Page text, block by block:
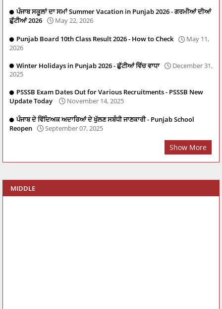
ਪੰਜਾਬ ਸਕੂਲਾਂ ਦਾ ਸਮਾਂ Summer Vacation in Punjab 2026 - ਗਰਮੀਆਂ ਦੀਆਂ
ਛੁੱਟੀਆਂ 2026
May 22, 2026
Punjab Board 10th Class Result 2026 - How to Check
May 11,
2026
Winter Holidays in Punjab 2026 - ਛੁੱਟੀਆਂ ਵਿੱਚ ਵਾਧਾ
December 31,
2025
PSSSB Exam Dates Out for Various Recruitments - PSSSB New
Update Today
November 14, 2025
ਪੰਜਾਬ ਦੇ ਵਿੱਦਿਅਕ ਅਦਾਰਿਆਂ ਦੇ ਖੁੱਲਣ ਸਬੰਧੀ ਜਾਣਕਾਰੀ - Punjab School
Reopen
September 07, 2025
Show More
MIDDLE